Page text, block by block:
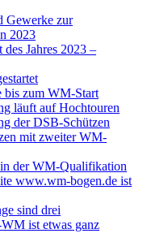
Gewerke zur
2023
Jahres 2023 –
zum WM-Start
läuft auf Hochtouren
der DSB-Schützen
mit zweiter WM-
der WM-Qualifikation
www.wm-bogen.de ist
sind drei
ist etwas ganz